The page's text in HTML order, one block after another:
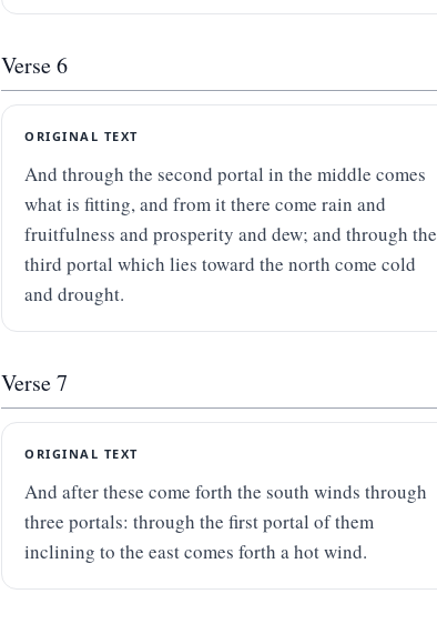
Verse6
ORIGINAL TEXT
And through the second portal in the middle comes
what is fitting, and from it there come rain and
fruitfulness and prosperity and dew; and through the
third portal which lies toward the north come cold
and drought.
Verse7
ORIGINAL TEXT
And after these come forth the south winds through
three portals: through the first portal of them
inclining to the east comes forth a hot wind.